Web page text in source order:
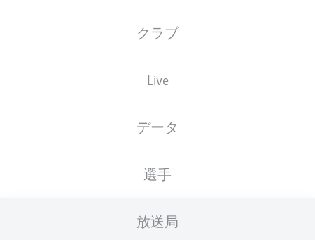
クラブ
Live
データ
選手
放送局
金, 08.01.2027 - 日, 10.01.2027
広告